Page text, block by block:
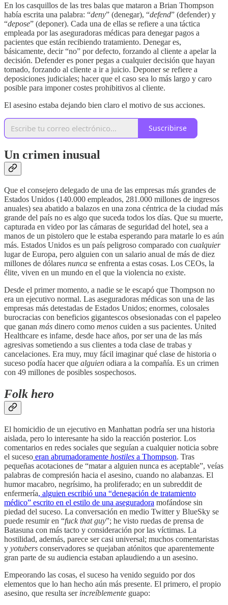
En los casquillos de las tres balas que mataron a Brian Thompson
había escrita una palabra: “deny” (denegar), “defend” (defender) y
“depose” (deponer). Cada una de ellas se refiere a una táctica
empleada por las aseguradoras médicas para denegar pagos a
pacientes que están recibiendo tratamiento. Denegar es,
básicamente, decir “no” por defecto, forzando al cliente a apelar la
decisión. Defender es poner pegas a cualquier decisión que hayan
tomado, forzando al cliente a ir a juicio. Deponer se refiere a
deposiciones judiciales; hacer que el caso sea lo más largo y caro
posible para imponer costes prohibitivos al cliente.
El asesino estaba dejando bien claro el motivo de sus acciones.
Suscribirse
Un crimen inusual
Que el consejero delegado de una de las empresas más grandes de
Estados Unidos (140.000 empleados, 281.000 millones de ingresos
anuales) sea abatido a balazos en una zona céntrica de la ciudad más
grande del país no es algo que suceda todos los días. Que su muerte,
capturada en video por las cámaras de seguridad del hotel, sea a
manos de un pistolero que le estaba esperando para matarle lo es aún
más. Estados Unidos es un país peligroso comparado con cualquier
lugar de Europa, pero alguien con un salario anual de más de diez
millones de dólares nunca se enfrenta a estas cosas. Los CEOs, la
élite, viven en un mundo en el que la violencia no existe.
Desde el primer momento, a nadie se le escapó que Thompson no
era un ejecutivo normal. Las aseguradoras médicas son una de las
empresas más detestadas de Estados Unidos; enormes, colosales
burocracias con beneficios gigantescos obsesionadas con el papeleo
que ganan más dinero como menos cuiden a sus pacientes. United
Healthcare es infame, desde hace años, por ser una de las más
agresivas sometiendo a sus clientes a toda clase de trabas y
cancelaciones. Era muy, muy fácil imaginar qué clase de historia o
suceso podía hacer que alguien odiara a la compañía. Es un crimen
con 49 millones de posibles sospechosos.
Folk hero
El homicidio de un ejecutivo en Manhattan podría ser una historia
aislada, pero lo interesante ha sido la reacción posterior. Los
comentarios en redes sociales que seguían a cualquier noticia sobre
el suceso eran abrumadoramente hostiles a Thompson. Tras
pequeñas acotaciones de “matar a alguien nunca es aceptable”, veías
palabras de compresión hacia el asesino, cuando no alabanzas. El
humor macabro, negrísimo, ha proliferado; en un subreddit de
enfermería, alguien escribió una “denegación de tratamiento
médico” escrito en el estilo de una aseguradora mofándose sin
piedad del suceso. La conversación en medio Twitter y BlueSky se
puede resumir en “fuck that guy”; he visto ruedas de prensa de
Batasuna con más tacto y consideración por las víctimas. La
hostilidad, además, parece ser casi universal; muchos comentaristas
y yotubers conservadores se quejaban atónitos que aparentemente
gran parte de su audiencia estaban aplaudiendo a un asesino.
Empeorando las cosas, el suceso ha venido seguido por dos
elementos que lo han hecho aún más presente. El primero, el propio
asesino, que resulta ser increíblemente guapo: